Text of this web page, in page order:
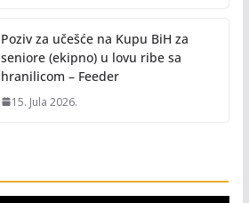
Poziv za učešće na Kupu BiH za
seniore (ekipno) u lovu ribe sa
hranilicom – Feeder
15. Jula 2026.